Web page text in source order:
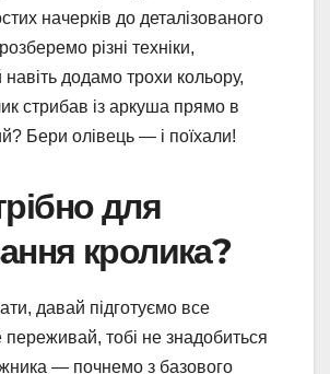
начерків до деталізованого
різні техніки,
навіть додамо трохи кольору,
стрибав із аркуша прямо в
Бери олівець — і поїхали!
для
кролика?
давай підготуємо все
переживай, тобі не знадобиться
— почнемо з базового